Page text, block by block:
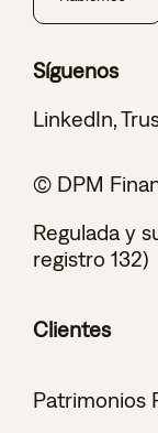
Síguenos
LinkedIn
© DPM
Regulada y
registro 132)
Clientes
Patrimonios